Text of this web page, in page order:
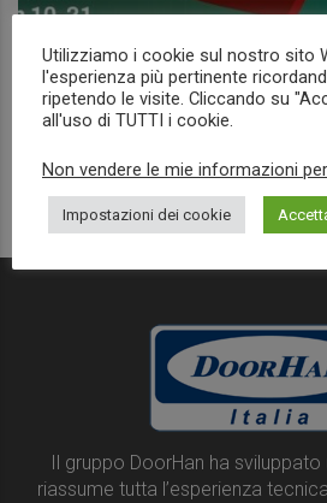
EXPOCASA 2022
Read more
Il gruppo DoorHan ha
riassume tutta l’esperienza
Utilizziamo i cookie sul nostro sito
l'esperienza più pertinente
ripetendo le visite. Cliccando su
all'uso di TUTTI i cookie.
Non vendere le mie informazioni
Impostazioni dei cookie